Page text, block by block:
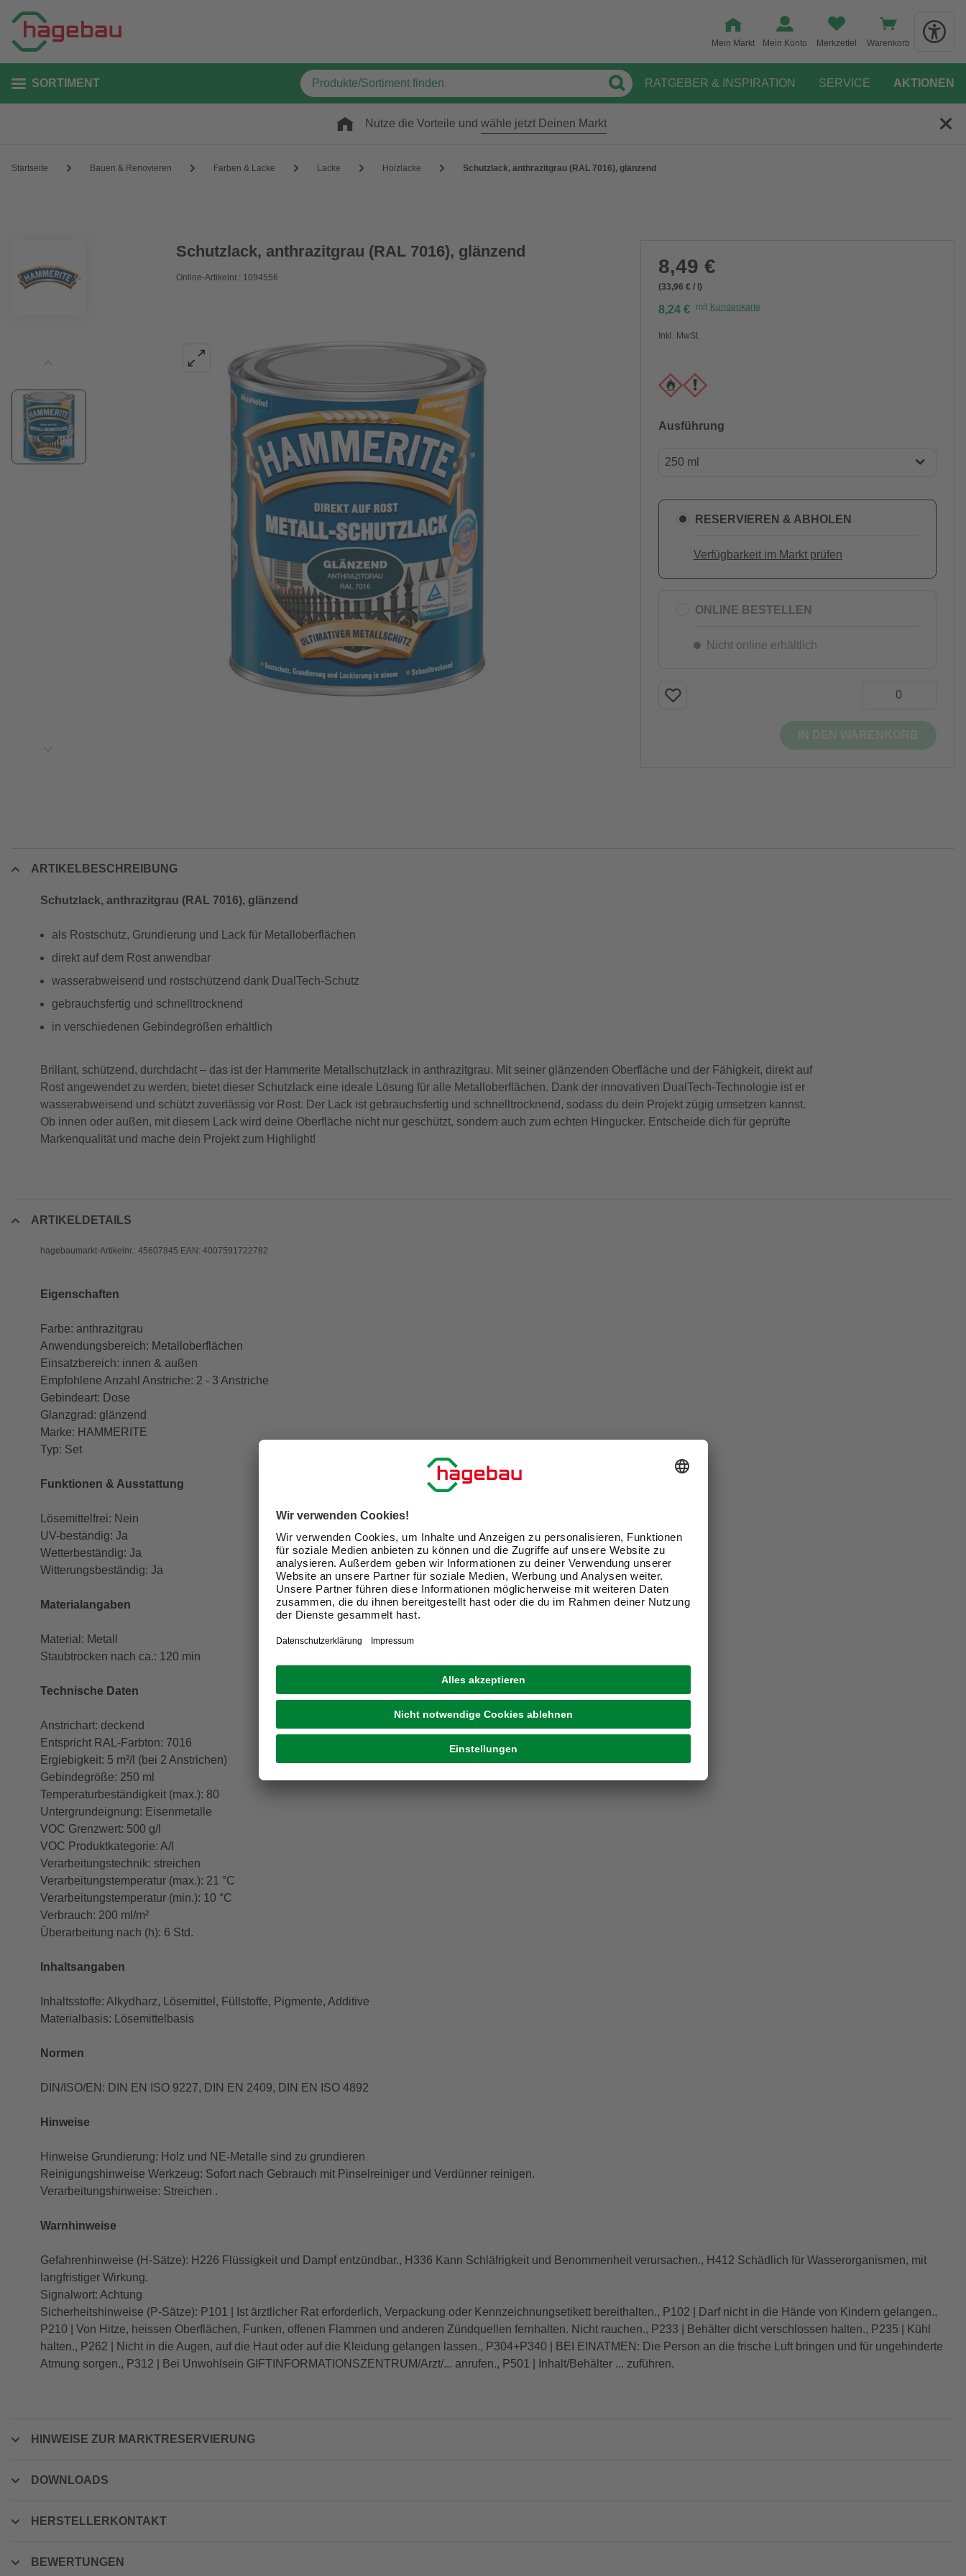
Mein Markt Mein Konto Merkzettel Warenkorb
SORTIMENT RATGEBER & INSPIRATION SERVICE AKTIONEN
Nutze die Vorteile und wähle jetzt Deinen Markt
Startseite Bauen & Renovieren Farben & Lacke Lacke Holzlacke Schutzlack, anthrazitgrau (RAL 7016), glänzend
Schutzlack, anthrazitgrau (RAL 7016), glänzend
Online-Artikelnr.: 1094556 8,49 €
(33,96 € / l)
8,24 € mit Kundenkarte
Inkl. MwSt.
Ausführung
250 ml
750 ml
RESERVIEREN & ABHOLEN
Verfügbarkeit im Markt prüfen
ONLINE BESTELLEN
Nicht online erhältlich
ARTIKELBESCHREIBUNG
Schutzlack, anthrazitgrau (RAL 7016), glänzend
als Rostschutz, Grundierung und Lack für Metalloberflächen
direkt auf dem Rost anwendbar
wasserabweisend und rostschützend dank DualTech-Schutz
gebrauchsfertig und schnelltrocknend
in verschiedenen Gebindegrößen erhältlich
Brillant, schützend, durchdacht – das ist der Hammerite Metallschutzlack in anthrazitgrau. Mit seiner glänzenden Oberfläche und der Fähigkeit, direkt auf
Rost angewendet zu werden, bietet dieser Schutzlack eine ideale Lösung für alle Metalloberflächen. Dank der innovativen DualTech-Technologie ist er
wasserabweisend und schützt zuverlässig vor Rost. Der Lack ist gebrauchsfertig und schnelltrocknend, sodass du dein Projekt zügig umsetzen kannst.
Ob innen oder außen, mit diesem Lack wird deine Oberfläche nicht nur geschützt, sondern auch zum echten Hingucker. Entscheide dich für geprüfte
Markenqualität und mache dein Projekt zum Highlight!
ARTIKELDETAILS
hagebaumarkt-Artikelnr.: 45607845 EAN: 4007591722782
Eigenschaften
Farbe: anthrazitgrau
Anwendungsbereich: Metalloberflächen
Einsatzbereich: innen & außen
Empfohlene Anzahl Anstriche: 2 - 3 Anstriche
Gebindeart: Dose
Glanzgrad: glänzend
Marke: HAMMERITE
Typ: Set
Funktionen & Ausstattung
Lösemittelfrei: Nein
UV-beständig: Ja
Wetterbeständig: Ja
Witterungsbeständig: Ja
Materialangaben
Material: Metall
Staubtrocken nach ca.: 120 min
Technische Daten
Anstrichart: deckend
Entspricht RAL-Farbton: 7016
Ergiebigkeit: 5 m²/l (bei 2 Anstrichen)
Gebindegröße: 250 ml
Temperaturbeständigkeit (max.): 80
Untergrundeignung: Eisenmetalle
VOC Grenzwert: 500 g/l
VOC Produktkategorie: A/I
Verarbeitungstechnik: streichen
Verarbeitungstemperatur (max.): 21 °C
Verarbeitungstemperatur (min.): 10 °C
Verbrauch: 200 ml/m²
Überarbeitung nach (h): 6 Std.
Inhaltsangaben
Inhaltsstoffe: Alkydharz, Lösemittel, Füllstoffe, Pigmente, Additive
Materialbasis: Lösemittelbasis
Normen
DIN/ISO/EN: DIN EN ISO 9227, DIN EN 2409, DIN EN ISO 4892
Hinweise
Hinweise Grundierung: Holz und NE-Metalle sind zu grundieren
Reinigungshinweise Werkzeug: Sofort nach Gebrauch mit Pinselreiniger und Verdünner reinigen.
Verarbeitungshinweise: Streichen .
Warnhinweise
Gefahrenhinweise (H-Sätze): H226 Flüssigkeit und Dampf entzündbar., H336 Kann Schläfrigkeit und Benommenheit verursachen., H412 Schädlich für Wasserorganismen, mit
langfristiger Wirkung.
Signalwort: Achtung
Sicherheitshinweise (P-Sätze): P101 | Ist ärztlicher Rat erforderlich, Verpackung oder Kennzeichnungsetikett bereithalten., P102 | Darf nicht in die Hände von Kindern gelangen.,
P210 | Von Hitze, heissen Oberflächen, Funken, offenen Flammen und anderen Zündquellen fernhalten. Nicht rauchen., P233 | Behälter dicht verschlossen halten., P235 | Kühl
halten., P262 | Nicht in die Augen, auf die Haut oder auf die Kleidung gelangen lassen., P304+P340 | BEI EINATMEN: Die Person an die frische Luft bringen und für ungehinderte
Atmung sorgen., P312 | Bei Unwohlsein GIFTINFORMATIONSZENTRUM/Arzt/... anrufen., P501 | Inhalt/Behälter ... zuführen.
HINWEISE ZUR MARKTRESERVIERUNG
DOWNLOADS
HERSTELLERKONTAKT
BEWERTUNGEN